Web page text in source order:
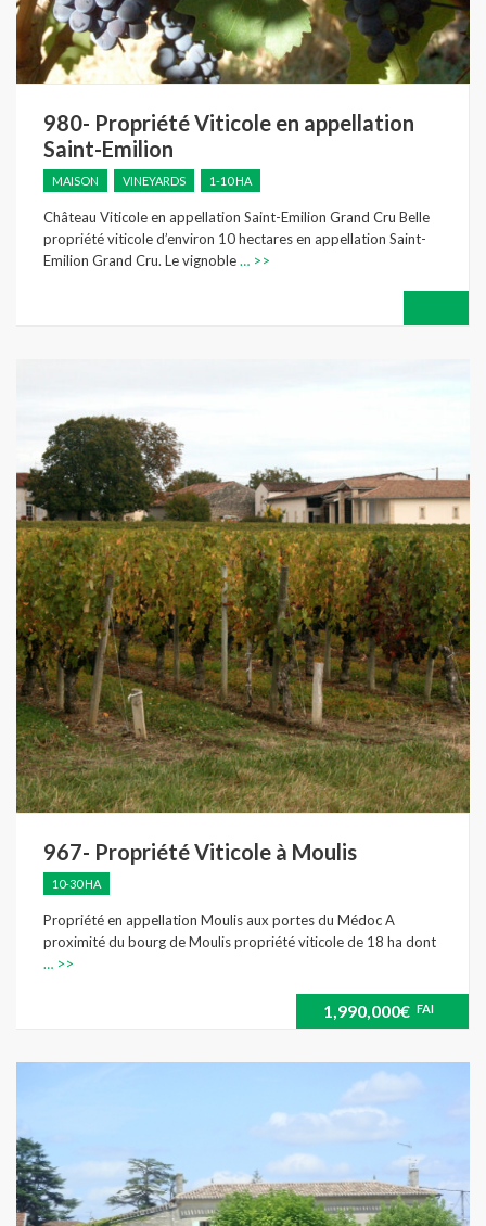
980- Propriété Viticole en appellation
Saint-Emilion
MAISON VINEYARDS 1-10 HA
Château Viticole en appellation Saint-Emilion Grand Cru Belle
propriété viticole d’environ 10 hectares en appellation Saint-
Emilion Grand Cru. Le vignoble… >>
967- Propriété Viticole à Moulis
10-30 HA
Propriété en appellation Moulis aux portes du Médoc A
proximité du bourg de Moulis propriété viticole de 18 ha dont
… >>
1,990,000€ FAI